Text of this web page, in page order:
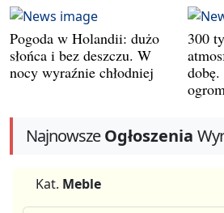
Pogoda w Holandii: dużo
słońca i bez deszczu. W
nocy wyraźnie chłodniej
300
NajnowszeOgłoszenia
Kat. Meble